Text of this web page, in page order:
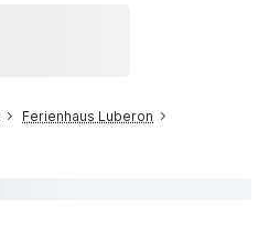
Ferienhaus Luberon